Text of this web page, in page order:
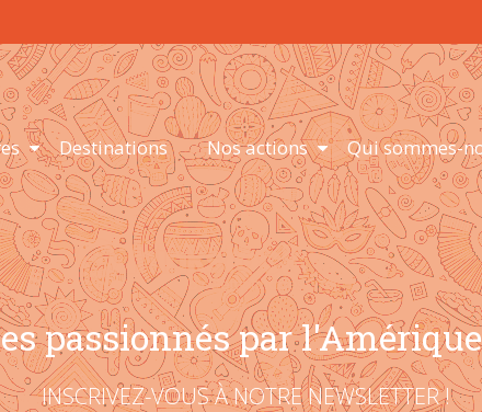
Destinations Nos actions Qui sommes-
passionnés par
INSCRIVEZ-VOUS À NOTRE NEWSLETTER !